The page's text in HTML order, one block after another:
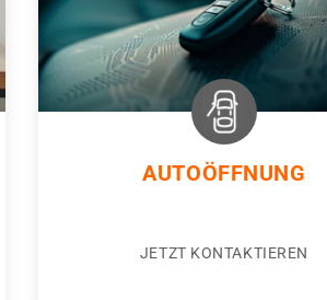
AUTOÖFFNUNG
JETZT KONTAKTIEREN